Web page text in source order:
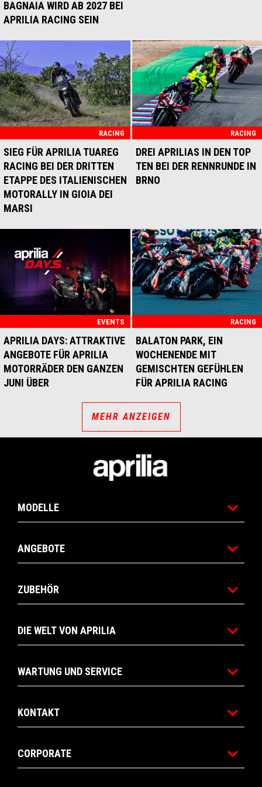
BAGNAIA WIRD AB 2027 BEI
APRILIA RACING SEIN
RACING
SIEG FÜR APRILIA TUAREG
RACING BEI DER DRITTEN
ETAPPE DES ITALIENISCHEN
MOTORALLY IN GIOIA DEI
MARSI
RACING
DREI APRILIAS IN DEN TOP
TEN BEI DER RENNRUNDE IN
BRNO
EVENTS
APRILIA DAYS: ATTRAKTIVE
ANGEBOTE FÜR APRILIA
MOTORRÄDER DEN GANZEN
JUNI ÜBER
RACING
BALATON PARK, EIN
WOCHENENDE MIT
GEMISCHTEN GEFÜHLEN
FÜR APRILIA RACING
MEHR ANZEIGEN
MODELLE
ANGEBOTE
ZUBEHÖR
DIE WELT VON APRILIA
WARTUNG UND SERVICE
KONTAKT
CORPORATE